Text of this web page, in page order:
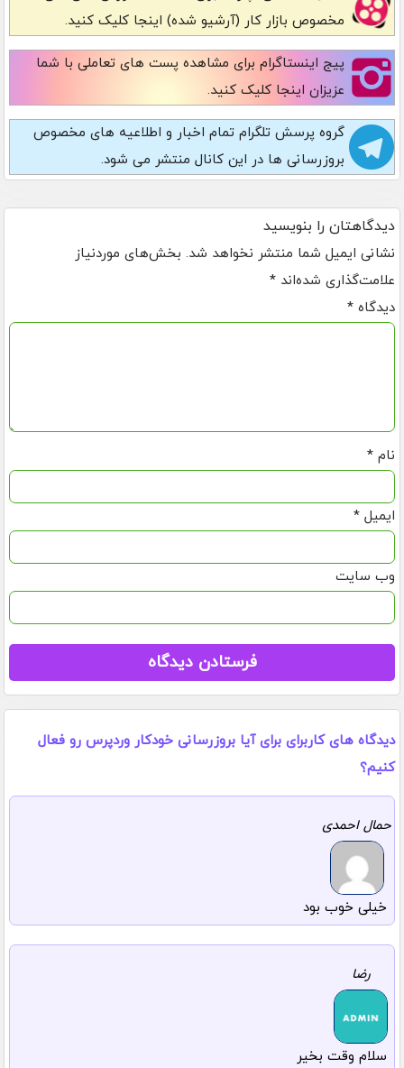
مخصوص بازار کار (آرشیو شده) اینجا کلیک کنید.
پیج اینستاگرام برای مشاهده پست های تعاملی با شما
عزیزان اینجا کلیک کنید.
گروه پرسش تلگرام تمام اخبار و اطلاعیه های مخصوص
بروزرسانی ها در این کانال منتشر می شود.
دیدگاهتان را بنویسید
نشانی ایمیل شما منتشر نخواهد شد. بخش‌های موردنیاز
علامت‌گذاری شده‌اند *
دیدگاه *
نام *
ایمیل *
وب‌ سایت
دیدگاه های کاربرای برای آیا بروزرسانی خودکار وردپرس رو فعال
کنیم؟
حمال احمدی
خیلی خوب بود
رضا
سلام وقت بخیر